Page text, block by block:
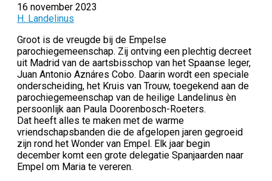
16 november 2023
H. Landelinus
Groot is de vreugde bij de Empelse
parochiegemeenschap. Zij ontving een plechtig decreet
uit Madrid van de aartsbisschop van het Spaanse leger,
Juan Antonio Aznáres Cobo. Daarin wordt een speciale
onderscheiding, het Kruis van Trouw, toegekend aan de
parochiegemeenschap van de heilige Landelinus èn
persoonlijk aan Paula Doorenbosch-Roeters.
Dat heeft alles te maken met de warme
vriendschapsbanden die de afgelopen jaren gegroeid
zijn rond het Wonder van Empel. Elk jaar begin
december komt een grote delegatie Spanjaarden naar
Empel om Maria te vereren.